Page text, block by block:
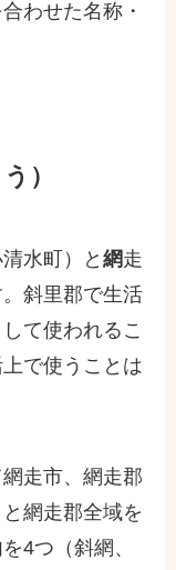
わせた名称・
）
水町）と網走
斜里郡で生活
て使われるこ
で使うことは
走市、網走郡
網走郡全域を
4つ（斜網、